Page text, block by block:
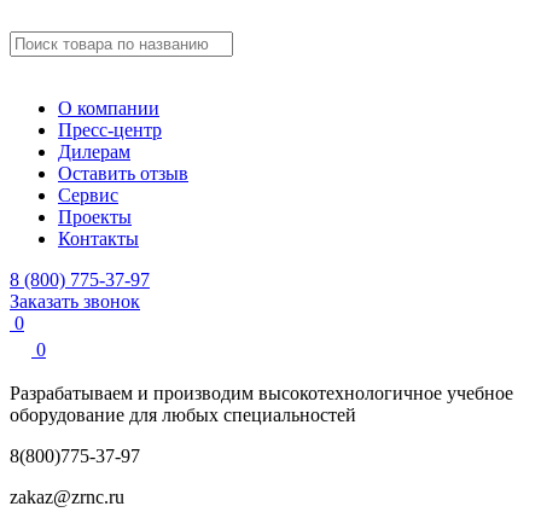
О компании
Пресс-центр
Дилерам
Оставить отзыв
Сервис
Проекты
Контакты
8 (800) 775-37-97
Заказать звонок
0
0
Разрабатываем и производим высокотехнологичное учебное
оборудование для любых специальностей
8(800)775-37-97
zakaz@zrnc.ru